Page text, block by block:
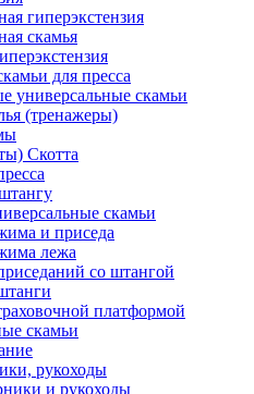
гиперэкстензия
скамья
для пресса
универсальные скамьи
(тренажеры)
Скотта
скамьи
и приседа
лежа
со штангой
платформой
скамьи
рукоходы
и рукоходы